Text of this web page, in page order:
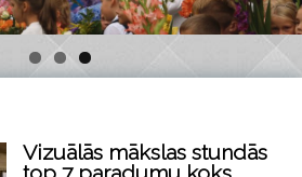
Vizuālās mākslas stundās